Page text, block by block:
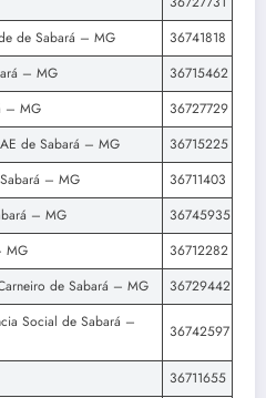
de Sabará – MG
36741818
– MG
36715462
– MG
36727729
de Sabará – MG
36715225
– MG
36711403
– MG
36745935
MG
36712282
de Sabará – MG
36729442
Social de Sabará –
36742597
36711655